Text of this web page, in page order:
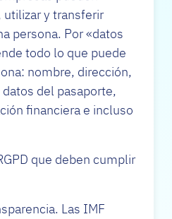
utilizar y transferir
persona. Por «datos
todo lo que puede
nombre, dirección,
del pasaporte,
financiera e incluso
que deben cumplir
Las IMF